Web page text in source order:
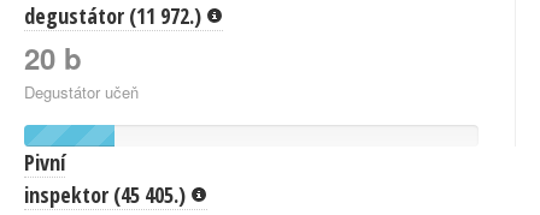
degustátor (11 972.)
20 b
Degustátor učeň
Pivní
inspektor (45 405.)